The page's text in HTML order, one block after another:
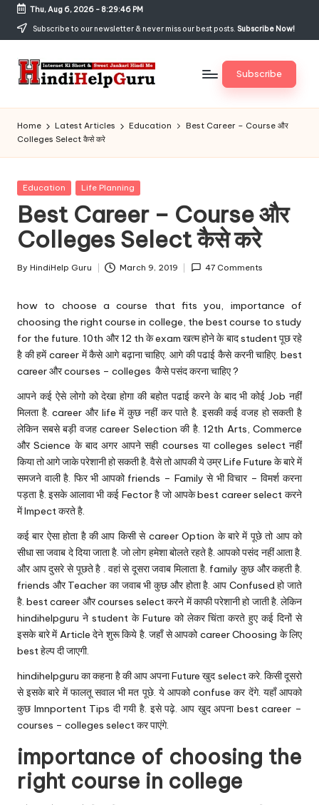
Skip
content
Thu, Aug 6, 2026- 8:29:47 PM
Subscribe to our newsletter & never miss our best posts. Subscribe Now!
H
in
di
H
el
p
G
u
r
u.
c
o
m
Jankari
Hindi
me
Subscribe
Home Latest Articles Education
Best Career – Course और
Colleges Select कैसे करे
Posted
Education Life Planning
Best Career – Course और
Colleges Select कैसे करे
Posted
By HindiHelp Guru March 9, 2019 47 Comments
how to choose a course that fits you, importance of
choosing the right course in college, the best course to study
for the future. 10th और 12 th के exam खत्म होने के बाद student पूछ रहे
है की हमें career में कैसे आगे बढ़ाना चाहिए. आगे की पढाई कैसे करनी चाहिए. best
career और courses – colleges कैसे पसंद करना चाहिए ?
आपने कई ऐसे लोगो को देखा होगा की बहोत पढाई करने के बाद भी कोई Job नहीं
मिलता है. career और life में कुछ नहीं कर पाते है. इसकी कई वजह हो सकती है
लेकिन सबसे बड़ी वजह career Selection की है. 12th Arts, Commerce
और Science के बाद अगर आपने सही courses या colleges select नहीं
किया तो आगे जाके परेशानी हो सकती है. वैसे तो आपकी ये उम्र Life Future के बारे में
समजने वाली है. फिर भी आपको friends – Family से भी विचार – विमर्श करना
पड़ता है. इसके आलावा भी कई Fector है जो आपके best career select करने
में Impect करते है.
कई बार ऐसा होता है की आप किसी से career Option के बारे में पूछे तो आप को
सीधा सा जवाब दे दिया जाता है. जो लोग हमेशा बोलते रहते है. आपको पसंद नहीं आता है.
और आप दुसरे से पूछते है . वहां से दूसरा जवाब मिलाता है. family कुछ और कहती है.
friends और Teacher का जवाब भी कुछ और होता है. आप Confused हो जाते
है. best career और courses select करने में काफी परेशानी हो जाती है. लेकिन
hindihelpguru ने student के Future को लेकर चिंता करते हुए कई दिनों से
इसके बारे में Article देने शुरू किये है. जहाँ से आपको career Choosing के लिए
best हेल्प दी जाएगी.
hindihelpguru का कहना है की आप अपना Future खुद select करे. किसी दूसरो
से इसके बारे में फालतू सवाल भी मत पूछे. ये आपको confuse कर देंगे. यहाँ आपको
कुछ Imnportent Tips दी गयी है. इसे पढ़े. आप खुद अपना best career –
courses – colleges select कर पाएंगे.
importance of choosing the
right course in college